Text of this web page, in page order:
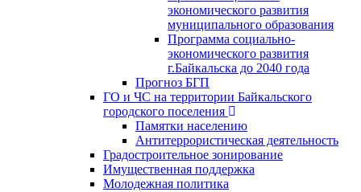
экономического развития
муниципального образования
Программа социально-
экономического развития
г.Байкальска до 2040 года
Прогноз БГП
ГО и ЧС на территории Байкальского
городского поселения
Памятки населению
Антитеррористическая деятельность
Градостроительное зонирование
Имущественная поддержка
Молодежная политика